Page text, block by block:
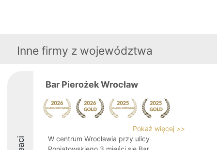
Inne firmy z województwa
Bar Pierożek Wrocław
Pokaż więcej >>
W centrum Wrocławia przy ulicy